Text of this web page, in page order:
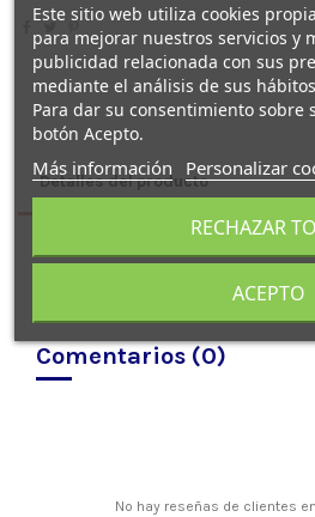
Detalles del producto
Comentarios (0)
No hay reseñas de clientes
Este sitio web utiliza cookies
para mejorar nuestros servicios y
publicidad relacionada con sus
mediante el análisis de sus
Para dar su consentimiento sobre
botón Acepto.
Más información Personalizar
RECHAZAR
ACEPTO